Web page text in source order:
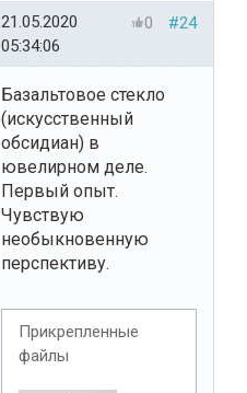
#24
0
21.05.2020
05:34:06
Базальтовое стекло
(искусственный
обсидиан) в
ювелирном деле.
Первый опыт.
Чувствую
необыкновенную
перспективу.
Прикрепленные
файлы